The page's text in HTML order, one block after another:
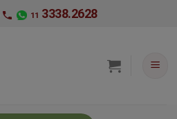
11 3338.2628